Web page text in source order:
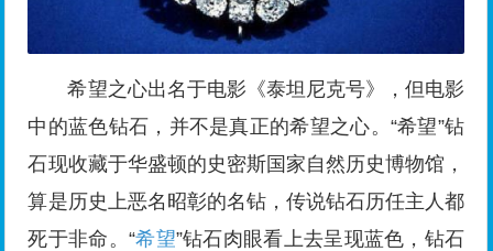
希望之心出名于电影《泰坦尼克号》，但电影
中的蓝色钻石，并不是真正的希望之心。“希望”钻
石现收藏于华盛顿的史密斯国家自然历史博物馆，
算是历史上恶名昭彰的名钻，传说钻石历任主人都
死于非命。“希望”钻石肉眼看上去呈现蓝色，钻石